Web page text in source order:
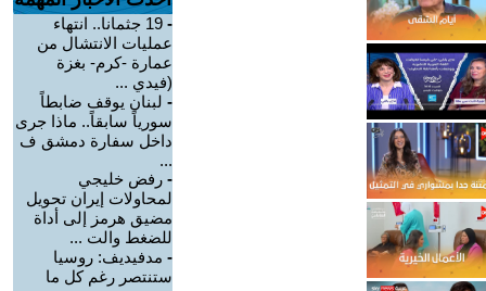
-
19 جثمانا.. انتهاء
عمليات الانتشال من
عمارة -كرم- بغزة
(فيدي ...
- لبنان يوقف ضابطاً
سورياً سابقاً.. ماذا جرى
داخل سفارة دمشق ف
...
- رفض خليجي
لمحاولات إيران تحويل
مضيق هرمز إلى أداة
للضغط والت ...
- مدفيديف: روسيا
ستنتصر رغم كل ما